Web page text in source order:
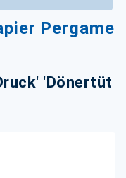
Pergame
'Dönertüt